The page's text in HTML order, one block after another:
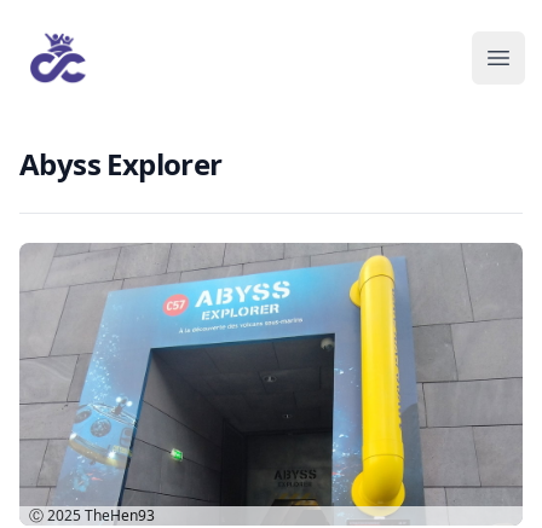
Abyss Explorer
Ⓒ 2025TheHen93